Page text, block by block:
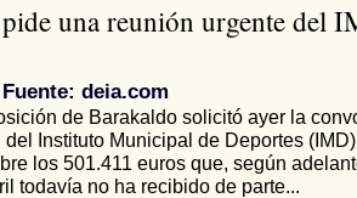
una reunión urgente del
Fuente: deia.com
de Barakaldo solicitó ayer la
Instituto Municipal de Deportes
los 501.411 euros que, según
todavía no ha recibido de parte...